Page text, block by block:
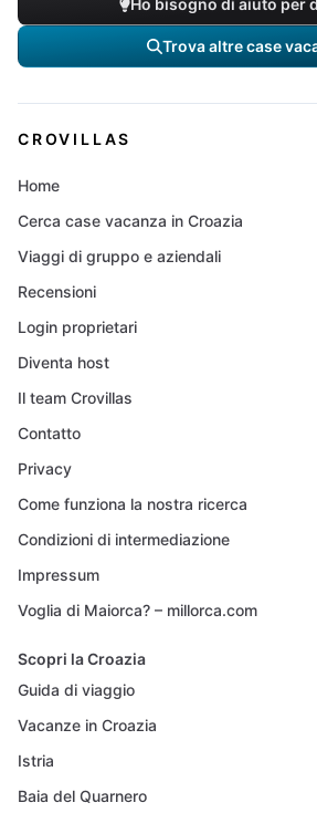
Ho bisogno di aiuto per
Trova altre case
CROVILLAS
Home
Cerca case vacanza in Croazia
Viaggi di gruppo e aziendali
Recensioni
Login proprietari
Diventa host
Il team Crovillas
Contatto
Privacy
Come funziona la nostra ricerca
Condizioni di intermediazione
Impressum
Voglia di Maiorca? – millorca.com
Scopri la Croazia
Guida di viaggio
Vacanze in Croazia
Istria
Baia del Quarnero